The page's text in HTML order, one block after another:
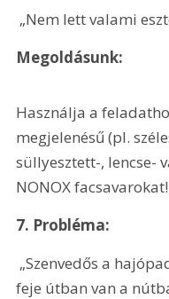
„Nem lett valami
Megoldásunk:
Használja a
megjelenésű (pl.
süllyesztett-, lencse-
NONOX facsavarokat!
7. Probléma:
feje útban van a